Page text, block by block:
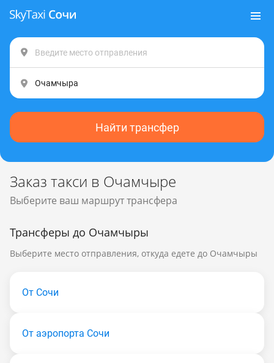
Найти трансфер
Заказ такси в Очамчыре
Выберите ваш маршрут трансфера
Трансферы до Очамчыры
Выберите место отправления, откуда едете до Очамчыры
От Сочи
От аэропорта Сочи